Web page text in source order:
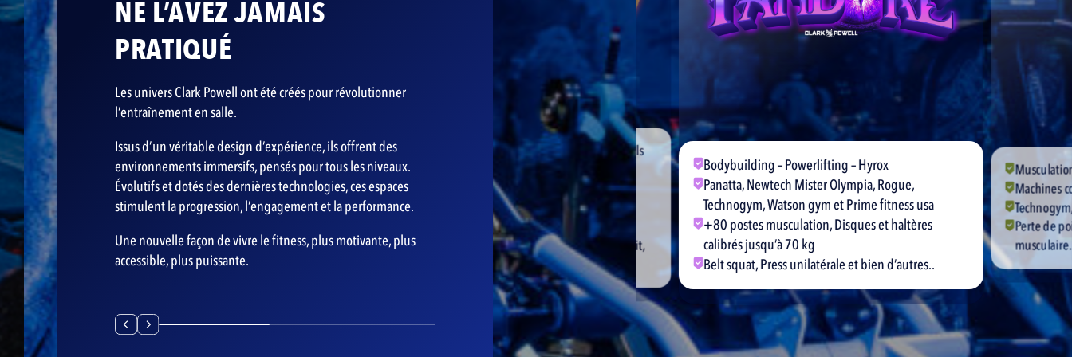
NE L’AVEZ JAMAIS
PRATIQUÉ
Les univers Clark Powell ont été créés pour révolutionner
l’entraînement en salle.
Issus d’un véritable design d’expérience, ils offrent des
environnements immersifs, pensés pour tous les niveaux.
Évolutifs et dotés des dernières technologies, ces espaces
stimulent la progression, l’engagement et la performance.
Une nouvelle façon de vivre le fitness, plus motivante, plus
accessible, plus puissante.
Plus de 150 cours collectifs Signature et Les Mills
(Body Pump, Body Attack, Body Combat, Pilate,
Yoga…)
Avec coachs diplômés d’État
Brûlez jusqu’à 700 calories en 45 minutes
Cardio, renforcement musculaire, stretching, Hiit,
Bodybuilding – Powerlifting – Hyrox
Panatta, Newtech Mister Olympia, Rogue,
Technogym, Watson gym et Prime fitness usa
+80 postes musculation, Disques et haltères
calibrés jusqu’à 70 kg
Belt squat, Press unilatérale et bien d’autres..
Musculation · Cardio
Machines
Technogym,
Perte de poids,
musculaire…